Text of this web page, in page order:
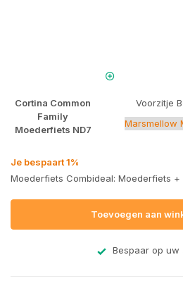
Cortina Common
Family
Moederfiets ND7
Voorzitje
Je bespaart 1%
Moederfiets Combideal: Moederfiets +
Toevoegen aan
Bespaar op uw